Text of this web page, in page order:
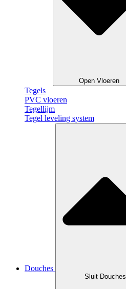
Open Vloeren
Tegels
PVC vloeren
Tegellijm
Tegel leveling system
Douches
Sluit Douches